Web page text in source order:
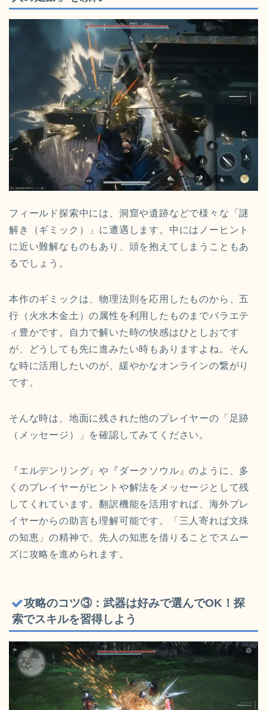
フィールド探索中には、洞窟や遺跡などで様々な「謎
解き（ギミック）」に遭遇します。中にはノーヒント
に近い難解なものもあり、頭を抱えてしまうこともあ
るでしょう。
本作のギミックは、物理法則を応用したものから、五
行（火水木金土）の属性を利用したものまでバラエテ
ィ豊かです。自力で解いた時の快感はひとしおです
が、どうしても先に進みたい時もありますよね。そん
な時に活用したいのが、緩やかなオンラインの繋がり
です。
そんな時は、地面に残された他のプレイヤーの「足跡
（メッセージ）」を確認してみてください。
『エルデンリング』や『ダークソウル』のように、多
くのプレイヤーがヒントや解法をメッセージとして残
してくれています。翻訳機能を活用すれば、海外プレ
イヤーからの助言も理解可能です。「三人寄れば文殊
の知恵」の精神で、先人の知恵を借りることでスムー
ズに攻略を進められます。
攻略のコツ③：武器は好みで選んでOK！探
索でスキルを習得しよう